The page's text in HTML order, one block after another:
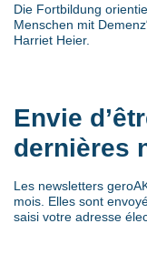
Die Fortbildung
Menschen mit
Harriet Heier.
Envie
dernières
Les newsletters
mois. Elles sont
saisi votre adresse